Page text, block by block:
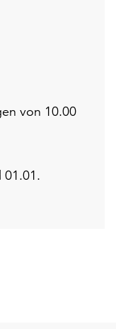
von 10.00
01.01.